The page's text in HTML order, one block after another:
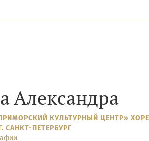
Александра
КУЛЬТУРНЫЙ ЦЕНТР»
САНКТ-ПЕТЕРБУРГ